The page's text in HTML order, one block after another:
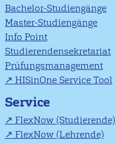
Bachelor-Studiengänge
Master-Studiengänge
Info Point
Studierendensekretariat
Prüfungsmanagement
HISinOne Service Tool
Service
FlexNow (Studierende)
FlexNow (Lehrende)